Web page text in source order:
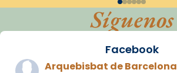
Síguenos
Facebook
Arquebisbat de Barcelona